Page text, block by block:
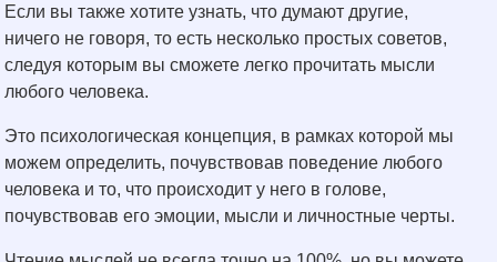
Если вы также хотите узнать, что думают другие,
ничего не говоря, то есть несколько простых советов,
следуя которым вы сможете легко прочитать мысли
любого человека.
Это психологическая концепция, в рамках которой мы
можем определить, почувствовав поведение любого
человека и то, что происходит у него в голове,
почувствовав его эмоции, мысли и личностные черты.